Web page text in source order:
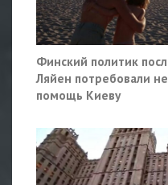
Финский политик
Ляйен потребовали
помощь Киеву